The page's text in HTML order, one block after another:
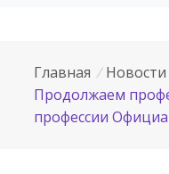
Главная / Новости
Продолжаем
профессии